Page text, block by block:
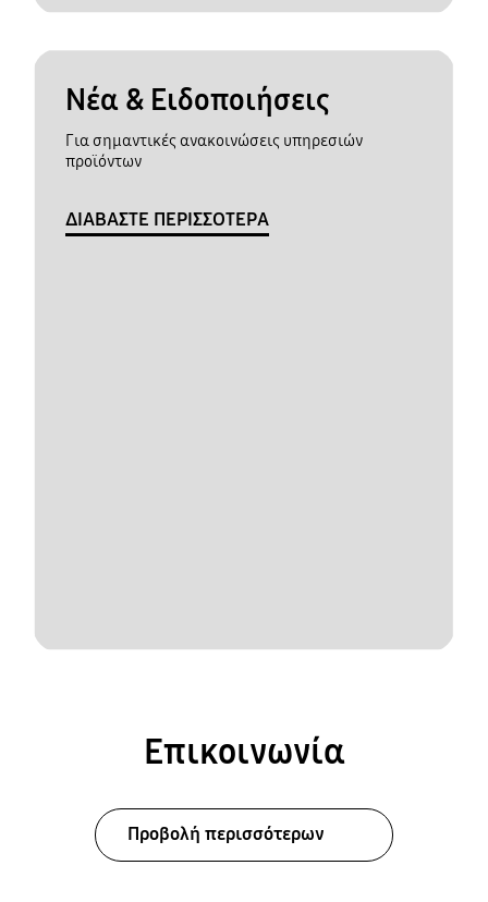
Νέα & Ειδοποιήσεις
Για σημαντικές ανακοινώσεις υπηρεσιών
προϊόντων
ΔΙΑΒΑΣΤΕ ΠΕΡΙΣΣΟΤΕΡΑ
Επικοινωνία
Προβολή περισσότερων